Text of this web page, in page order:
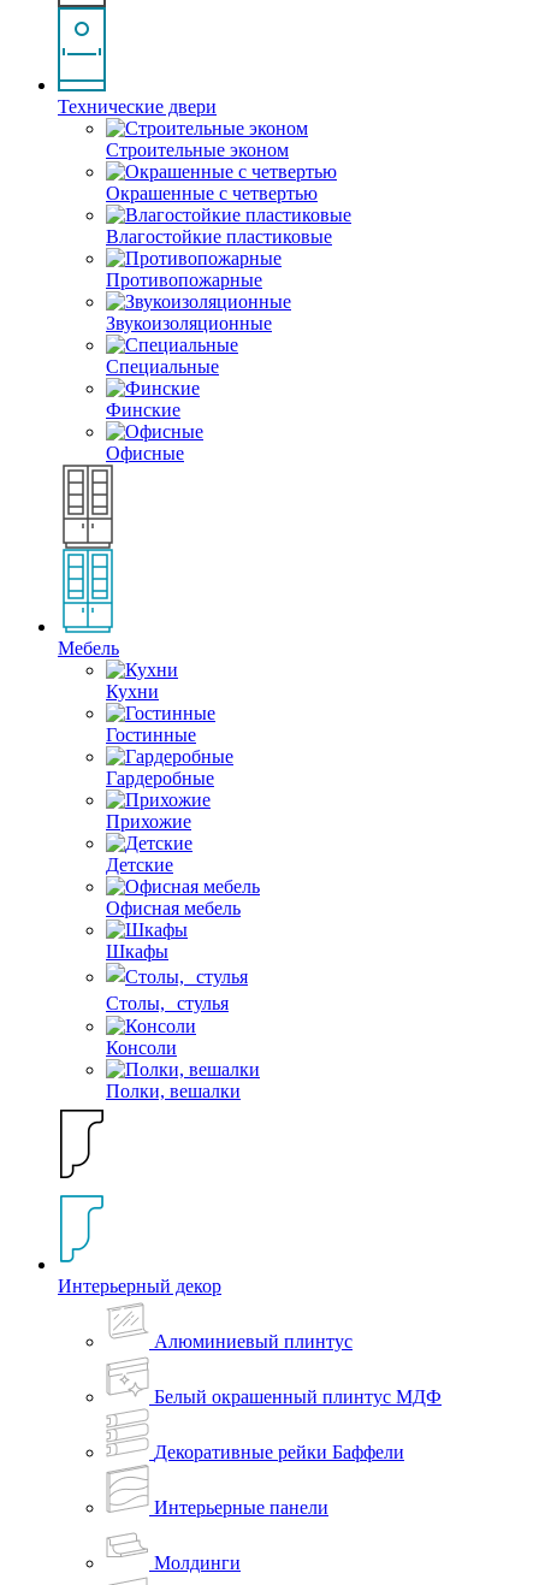
Технические двери
Строительные эконом
Окрашенные с четвертью
Влагостойкие пластиковые
Противопожарные
Звукоизоляционные
Специальные
Финские
Офисные
Мебель
Кухни
Гостинные
Гардеробные
Прихожие
Детские
Офисная мебель
Шкафы
Столы, стулья
Консоли
Полки, вешалки
Интерьерный декор
Алюминиевый плинтус
Белый окрашенный плинтус МДФ
Декоративные рейки Баффели
Интерьерные панели
Молдинги